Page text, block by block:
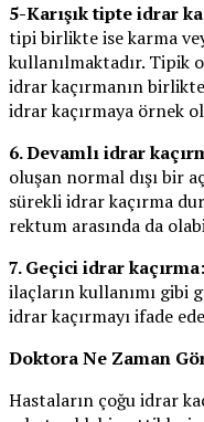
5-Karışık tipte idrar
tipi birlikte ise karma
kullanılmaktadır. Tipik
idrar kaçırmanın
idrar kaçırmaya örnek
6. Devamlı idrar
oluşan normal dışı bir
sürekli idrar kaçırma
rektum arasında da
7. Geçici idrar kaçırma:
ilaçların kullanımı gibi
idrar kaçırmayı ifade
Doktora Ne Zaman
Hastaların çoğu idrar